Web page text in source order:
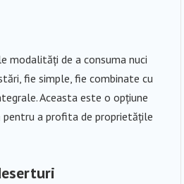
modalități de a consuma nuci
fie simple, fie combinate cu
Aceasta este o opțiune
pentru a profita de proprietățile